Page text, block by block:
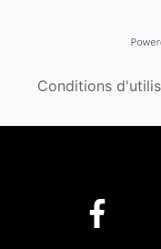
Conditions